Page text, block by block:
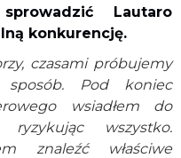
Lautaro
konkurencję.
czasami próbujemy
Pod koniec
wsiadłem do
wszystko.
znaleźć właściwe